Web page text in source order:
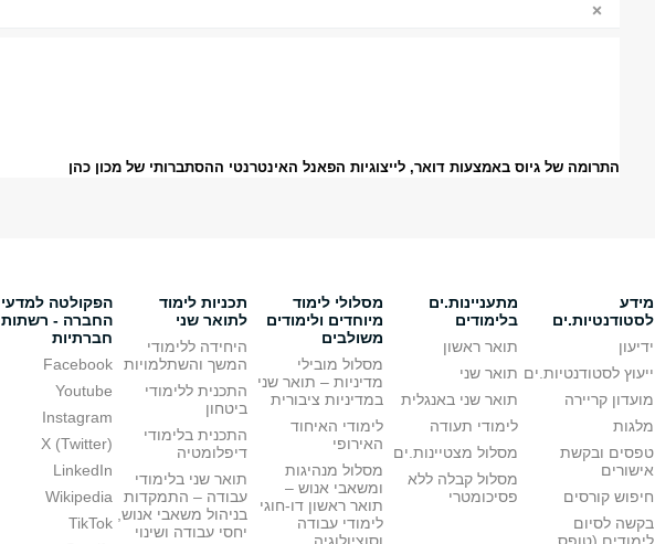
התרומה של גיוס באמצעות דואר, לייצוגיות הפאנל האינטרנטי ההסתברותי של מכון כהן
מידע
לסטודנטיות.ים
ידיעון
ייעוץ לסטודנטיות.ים
מועדון קריירה
מלגות
טפסים ובקשת
אישורים
חיפוש קורסים
בקשה לסיום
מתעניינות.ים
בלימודים
תואר ראשון
תואר שני
תואר שני באנגלית
לימודי תעודה
מסלול מצטיינות.ים
מסלול קבלה ללא
פסיכומטרי
מסלולי לימוד
מיוחדים ולימודים
משולבים
מסלול מובילי
מדיניות – תואר שני
במדיניות ציבורית
לימודי האיחוד
האירופי
מסלול מנהיגות
ומשאבי אנוש –
תואר ראשון דו-חוגי
לימודי עבודה
תכניות לימוד
לתואר שני
היחידה ללימודי
המשך והשתלמויות
התכנית ללימודי
ביטחון
התכנית בלימודי
דיפלומטיה
תואר שני בלימודי
עבודה – התמקדות
בניהול משאבי אנוש,
יחסי עבודה ושינוי
הפקולטה למדעי
החברה - רשתות
חברתיות
Facebook
Youtube
Instagram
X (Twitter)
LinkedIn
Wikipedia
TikTok